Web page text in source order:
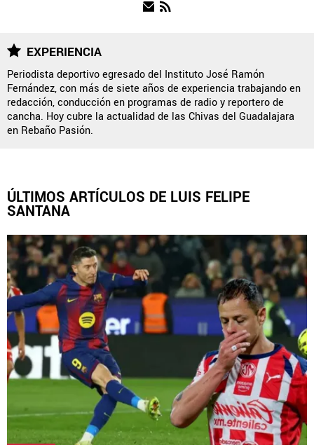
QUIENES SOMOS | STAFF | CONTACTO |
ESCRIBE EN REBAÑO PASIÓN
Esta sección no tiene relación alguna con el club. Para visitar
el sitio oficial
Términos y Condiciones
Políticas de Privacidad
Política Editorial
Ad Choices
Rebaño Pasión, al igual que Futbol Sites, es una
compañía perteneciente a Better Collective. Todos
EXPERIENCIA
Periodista deportivo egresado del Instituto José Ramón
Fernández, con más de siete años de experiencia trabajando en
redacción, conducción en programas de radio y reportero de
cancha. Hoy cubre la actualidad de las Chivas del Guadalajara
en Rebaño Pasión.
ÚLTIMOS ARTÍCULOS DE LUIS FELIPE
SANTANA